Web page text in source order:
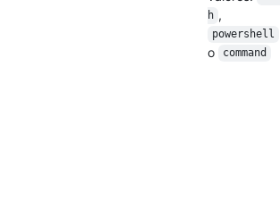
h ,
powershell
o command